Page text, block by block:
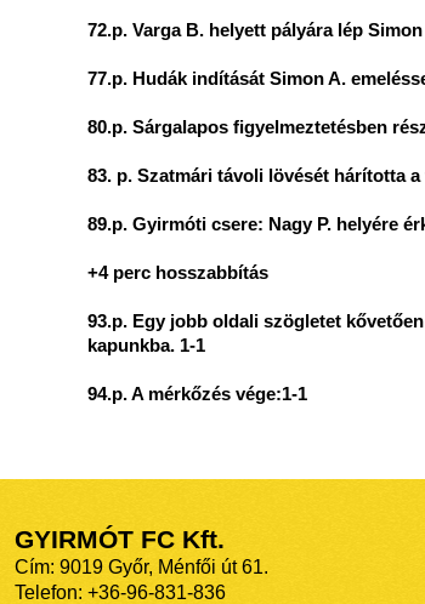
72.p. Varga B. helyett pályára lép
77.p. Hudák indítását Simon A.
80.p. Sárgalapos figyelmeztetésben
83. p. Szatmári távoli lövését hárította
89.p. Gyirmóti csere: Nagy P. helyére
+4 perc hosszabbítás
93.p. Egy jobb oldali szögletet
kapunkba. 1-1
94.p. A mérkőzés vége:1-1
GYIRMÓT FC Kft.
Cím: 9019 Győr, Ménfői út 61.
Telefon: +36-96-831-836